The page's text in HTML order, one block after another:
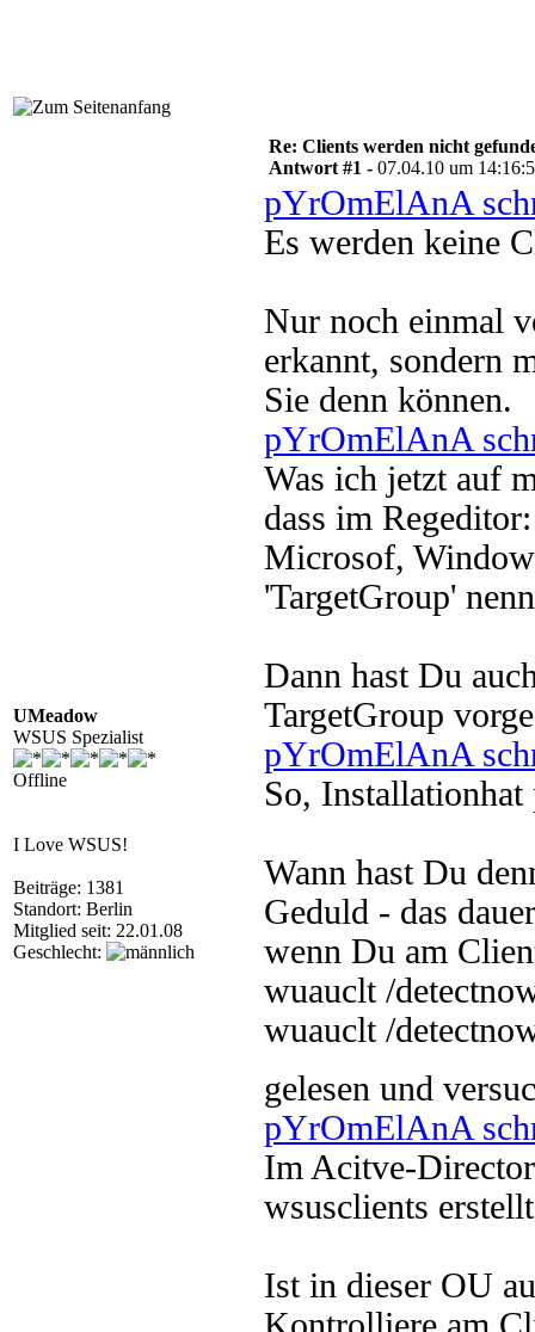
UMeadow
WSUS Spezialist
Offline
I Love WSUS!
Beiträge: 1381
Standort: Berlin
Mitglied seit: 22.01.08
Geschlecht:
Re: Clients werden nicht
Antwort #1 - 07.04.10 um
pYrOmElAnA
Es werden keine
Nur noch einmal
erkannt, sondern
Sie denn können.
pYrOmElAnA
Was ich jetzt auf
dass im
Microsof,
'TargetGroup'
Dann hast Du
TargetGroup
pYrOmElAnA
So,
Wann hast Du
Geduld - das
wenn Du am
wuauclt /
wuauclt /
gelesen und
pYrOmElAnA
Im Acitve-
wsusclients
Ist in dieser OU